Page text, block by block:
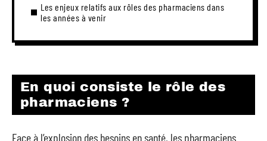
Les enjeux relatifs aux rôles des pharmaciens dans
les années à venir
En quoi consiste le rôle des
pharmaciens ?
Face à l’explosion des besoins en santé, les pharmaciens